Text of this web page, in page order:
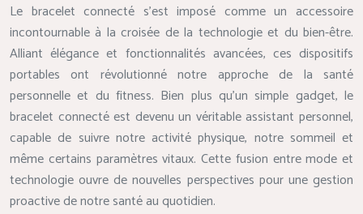
Le bracelet connecté s’est imposé comme un accessoire
incontournable à la croisée de la technologie et du bien-être.
Alliant élégance et fonctionnalités avancées, ces dispositifs
portables ont révolutionné notre approche de la santé
personnelle et du fitness. Bien plus qu’un simple gadget, le
bracelet connecté est devenu un véritable assistant personnel,
capable de suivre notre activité physique, notre sommeil et
même certains paramètres vitaux. Cette fusion entre mode et
technologie ouvre de nouvelles perspectives pour une gestion
proactive de notre santé au quotidien.